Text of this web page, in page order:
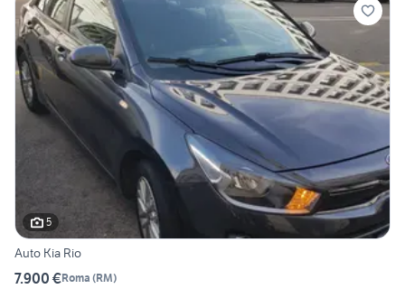
5
Auto Kia Rio
7.900 €Roma (RM)